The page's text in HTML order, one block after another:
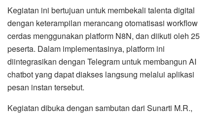
Kegiatan ini bertujuan untuk membekali talenta digital
dengan keterampilan merancang otomatisasi workflow
cerdas menggunakan platform N8N, dan diikuti oleh 25
peserta. Dalam implementasinya, platform ini
diintegrasikan dengan Telegram untuk membangun AI
chatbot yang dapat diakses langsung melalui aplikasi
pesan instan tersebut.
Kegiatan dibuka dengan sambutan dari Sunarti M.R.,